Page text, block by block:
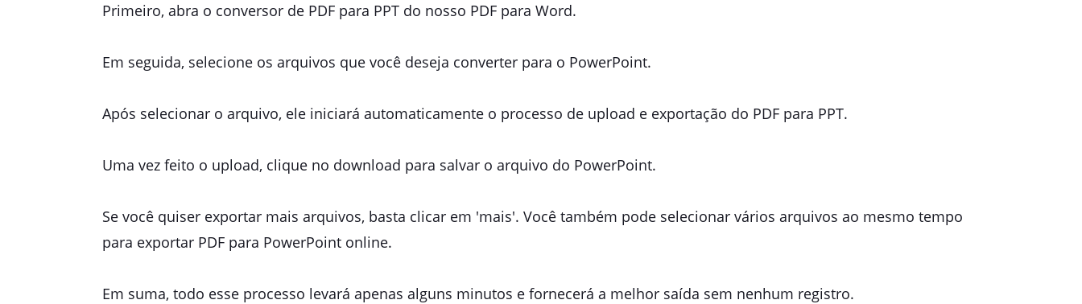
Primeiro, abra o conversor de PDF para PPT do nosso PDF para Word.
Em seguida, selecione os arquivos que você deseja converter para o PowerPoint.
Após selecionar o arquivo, ele iniciará automaticamente o processo de upload e exportação do PDF para PPT.
Uma vez feito o upload, clique no download para salvar o arquivo do PowerPoint.
Se você quiser exportar mais arquivos, basta clicar em 'mais'. Você também pode selecionar vários arquivos ao mesmo tempo
para exportar PDF para PowerPoint online.
Em suma, todo esse processo levará apenas alguns minutos e fornecerá a melhor saída sem nenhum registro.